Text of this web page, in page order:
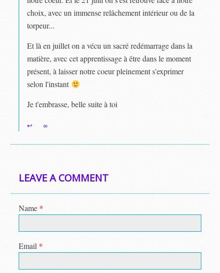
choix, avec un immense relâchement intérieur ou de la
torpeur...
Et là en juillet on a vécu un sacré redémarrage dans la
matière, avec cet apprentissage à être dans le moment
présent, à laisser notre coeur pleinement s'exprimer
selon l'instant
Je t'embrasse, belle suite à toi
↩ ∞
LEAVE A COMMENT
Name *
Email *